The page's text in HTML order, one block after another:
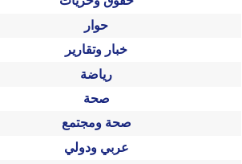
حوار
خبار وتقارير
رياضة
صحة
صحة ومجتمع
عربي ودولي